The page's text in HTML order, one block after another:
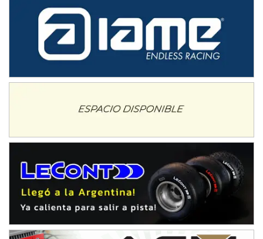
Baradero (Buenos Aires)
KDO - F6
Ciudad de Trenque Lauquen (Asfalto)
Trenque Lauquen (Buenos Aires)
ENTRERRIANO - F6 (POSTERGADA)
Villaguay (Entre Ríos)
El Cerro (Tierra)
PATAGONICO - F6
Gral. E. Godoy (Río Negro)
Juventud Unida (Tierra)